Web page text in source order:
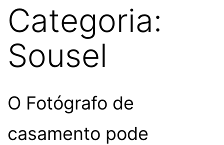
Categoria:
Sousel
O Fotógrafo de
casamento pode